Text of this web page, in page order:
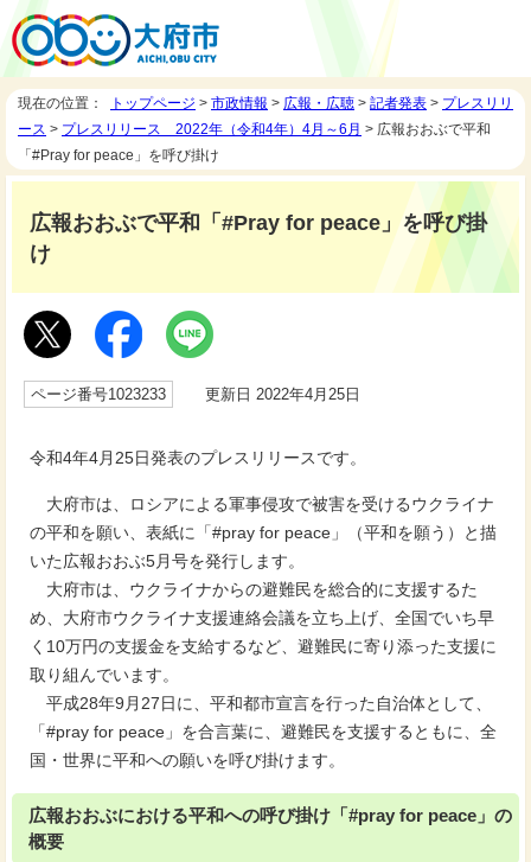
現在の位置： トップページ > 市政情報 > 広報・広聴 > 記者発表 > プレスリリ
ース > プレスリリース 2022年（令和4年）4月～6月 > 広報おおぶで平和
「#Pray for peace」を呼び掛け
広報おおぶで平和「#Pray for peace」を呼び掛
け
ページ番号1023233 更新日 2022年4月25日
令和4年4月25日発表のプレスリリースです。
大府市は、ロシアによる軍事侵攻で被害を受けるウクライナ
の平和を願い、表紙に「#pray for peace」（平和を願う）と描
いた広報おおぶ5月号を発行します。
大府市は、ウクライナからの避難民を総合的に支援するた
め、大府市ウクライナ支援連絡会議を立ち上げ、全国でいち早
く10万円の支援金を支給するなど、避難民に寄り添った支援に
取り組んでいます。
平成28年9月27日に、平和都市宣言を行った自治体として、
「#pray for peace」を合言葉に、避難民を支援するともに、全
国・世界に平和への願いを呼び掛けます。
広報おおぶにおける平和への呼び掛け「#pray for peace」の
概要